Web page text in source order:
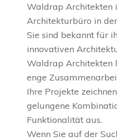
Waldrap Architekten
Architekturbüro in
Sie sind bekannt für
innovativen
Waldrap Architekten
enge
Ihre Projekte
gelungene
Funktionalität aus.
Wenn Sie auf der